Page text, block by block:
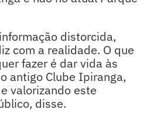
distorcida,
com a realidade. O que
fazer é dar vida às
antigo Clube Ipiranga,
valorizando este
disse.